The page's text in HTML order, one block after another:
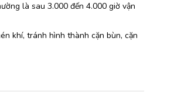
là sau 3.000 đến 4.000 giờ vận
khí, tránh hình thành cặn bùn, cặn